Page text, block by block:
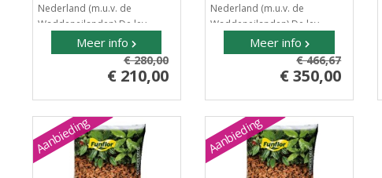
Nederland (m.u.v. de
Waddeneilanden) De lev..
Meer info
€ 280,00
€ 210,00
Nederland (m.u.v. de
Waddeneilanden) De lev..
Meer info
€ 466,67
€ 350,00
Aanbieding Aanbieding